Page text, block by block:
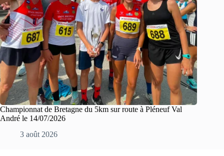
Championnat de Bretagne du 5km sur route à Pléneuf Val
André le 14/07/2026
3 août 2026